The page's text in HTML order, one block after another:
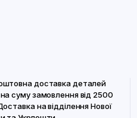
доставка деталей
суму замовлення від 2500
на відділення Нової